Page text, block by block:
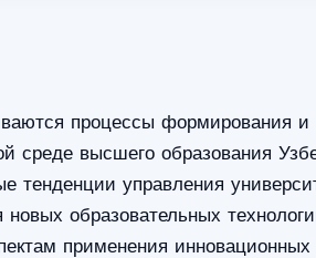
процессы формирования и
среде высшего образования
тенденции управления
образовательных
применения